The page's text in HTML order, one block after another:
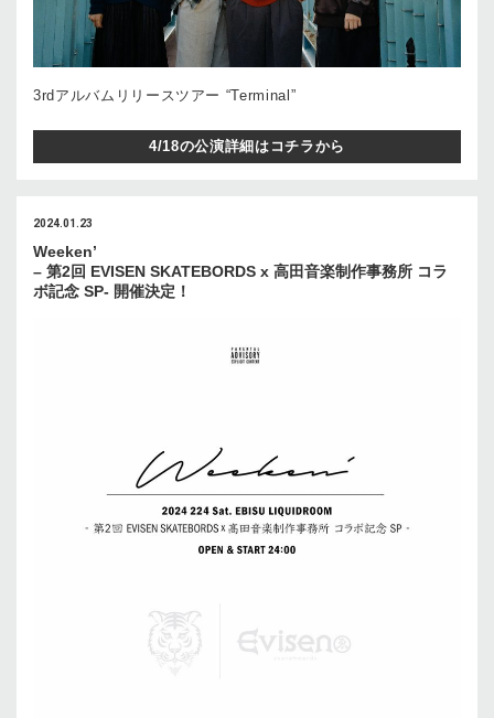
3rdアルバムリリースツアー “Terminal”
4/18の公演詳細はコチラから
2024.01.23
Weeken’
– 第2回 EVISEN SKATEBORDS x 高田音楽制作事務所 コラ
ボ記念 SP- 開催決定！